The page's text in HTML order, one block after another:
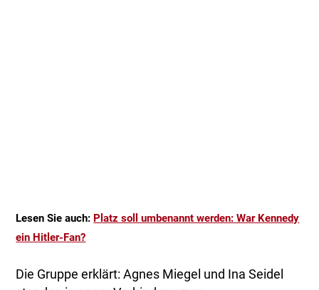
Lesen Sie auch: Platz soll umbenannt werden: War Kennedy
ein Hitler-Fan?
Die Gruppe erklärt: Agnes Miegel und Ina Seidel